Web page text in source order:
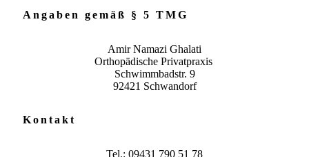
Angaben gemäß § 5 TMG
Amir Namazi Ghalati
Orthopädische Privatpraxis
Schwimmbadstr. 9
92421 Schwandorf
Kontakt
Tel.: 09431 790 51 78